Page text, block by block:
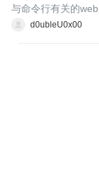
d0ubleU0x00
与命令行有关的